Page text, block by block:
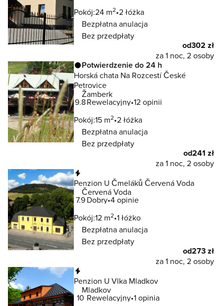
Pokój:24 m2 2 łóżka
Bezpłatna anulacja
Bez przedpłaty
od302 zł
za 1 noc, 2 osoby
Potwierdzenie do 24 h
Horská chata Na Rozcestí České
Petrovice
Žamberk
9.8Rewelacyjny 12 opinii
Pokój:15 m2 2 łóżka
Bezpłatna anulacja
Bez przedpłaty
od241 zł
za 1 noc, 2 osoby
Penzion U Čmeláků Červená Voda
Červená Voda
7.9 Dobry 4 opinie
Pokój:12 m2 1 łóżko
Bezpłatna anulacja
Bez przedpłaty
od273 zł
za 1 noc, 2 osoby
Penzion U Vlka Mladkov
Mladkov
10 Rewelacyjny 1 opinia